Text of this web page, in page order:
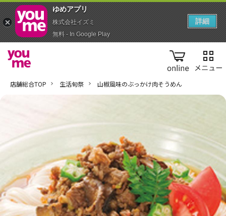
online
店舗総合TOP 生活旬祭 山椒風味のぶっかけ肉そうめん
ゆめアプ‪リ‬
株式会社イズミ
無料 - In Google Play
詳細